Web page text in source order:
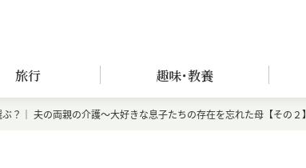
旅行 趣味･教養
？｜ 夫の両親の介護～大好きな息子たちの存在を忘れた母【その２】